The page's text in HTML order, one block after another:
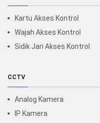
Kartu Akses Kontrol
Wajah Akses Kontrol
Sidik Jari Akses Kontrol
CCTV
Analog Kamera
IP Kamera